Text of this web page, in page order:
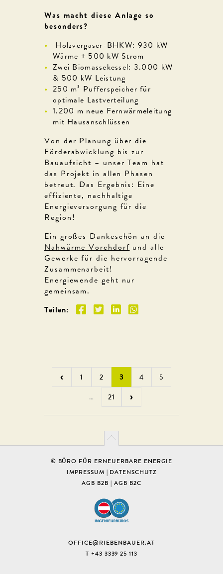
Was macht diese Anlage so
besonders?
Holzvergaser-BHKW: 930 kW
Wärme + 500 kW Strom
Zwei Biomassekessel: 3.000 kW
& 500 kW Leistung
250 m³ Pufferspeicher für
optimale Lastverteilung
1.200 m neue Fernwärmeleitung
mit Hausanschlüssen
Von der Planung über die
Förderabwicklung bis zur
Bauaufsicht – unser Team hat
das Projekt in allen Phasen
betreut. Das Ergebnis: Eine
effiziente, nachhaltige
Energieversorgung für die
Region!
Ein großes Dankeschön an die
Nahwärme Vorchdorf und alle
Gewerke für die hervorragende
Zusammenarbeit!
Energiewende geht nur
gemeinsam.
Teilen:
‹ 1 2 3 4
5
…
21 ›
OFFICE@RIEBENBAUER.AT
T +43 3339 25 113
© BÜRO FÜR ERNEUERBARE ENERGIE
IMPRESSUM | DATENSCHUTZ
AGB B2B | AGB B2C